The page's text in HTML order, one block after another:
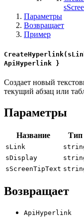
Параметры
Возвращает
Пример
ApiHyperlink }
Создает новый
текущий абзац или
Параметры
Название Тип
sLink
sDisplay
sScreenTipText
Возвращает
ApiHyperlink